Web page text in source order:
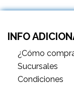
INFO
¿Cómo
Sucursales
Condiciones